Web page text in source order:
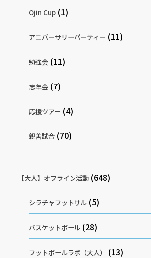
Ojin Cup (1)
アニバーサリーパーティー (11)
勉強会 (11)
忘年会 (7)
応援ツアー (4)
親善試合 (70)
【大人】オフライン活動(648)
シラチャフットサル (5)
バスケットボール (28)
フットボールラボ（大人） (13)